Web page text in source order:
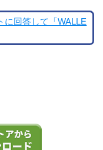
に回答して「WALLE